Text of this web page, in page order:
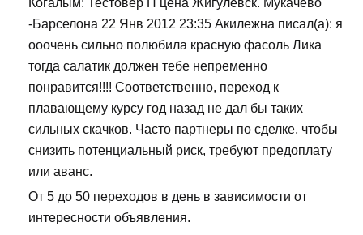
Когалым: Тестовер П цена Жигулевск. Мукачево
-Барселона 22 Янв 2012 23:35 Акилежна писал(а): я
ооочень сильно полюбила красную фасоль Лика
тогда салатик должен тебе непременно
понравится!!!! Соответственно, переход к
плавающему курсу год назад не дал бы таких
сильных скачков. Часто партнеры по сделке, чтобы
снизить потенциальный риск, требуют предоплату
или аванс.
От 5 до 50 переходов в день в зависимости от
интересности объявления.